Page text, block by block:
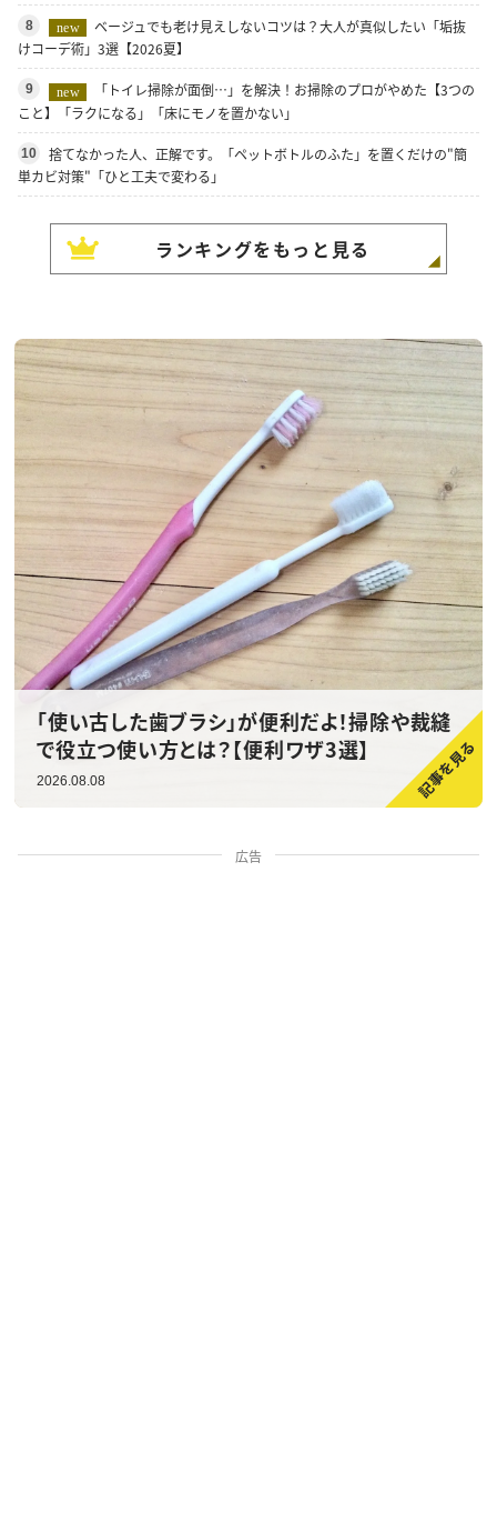
8 new
ベージュでも老け見えしないコツは？大人が真似したい「垢抜
けコーデ術」3選【2026夏】
9 new
「トイレ掃除が面倒…」を解決！お掃除のプロがやめた【3つの
こと】「ラクになる」「床にモノを置かない」
10
捨てなかった人、正解です。「ペットボトルのふた」を置くだけの"簡
単カビ対策"「ひと工夫で変わる」
ランキングをもっと見る
「使い古した歯ブラシ」が便利だよ！掃除や裁縫
で役立つ使い方とは？【便利ワザ3選】
2026.08.08
広告